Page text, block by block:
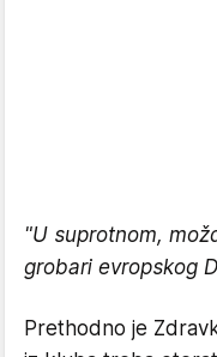
"U suprotnom,
grobari evropskog
Prethodno je